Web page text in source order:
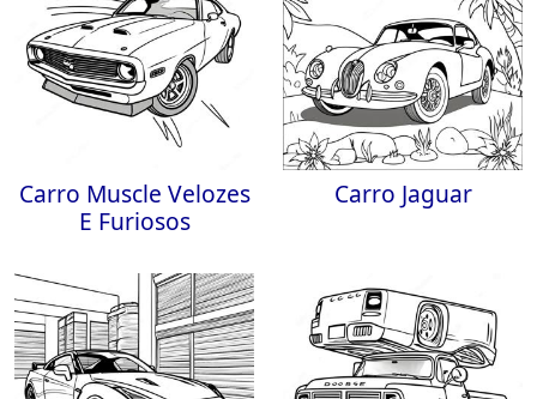
Carro Muscle Velozes
E Furiosos
Carro Jaguar